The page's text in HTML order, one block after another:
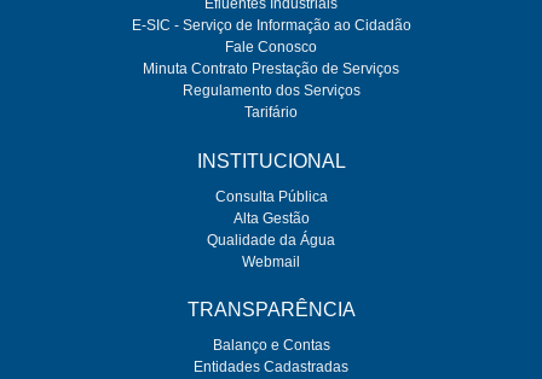
Efluentes Industriais
E-SIC - Serviço de Informação ao Cidadão
Fale Conosco
Minuta Contrato Prestação de Serviços
Regulamento dos Serviços
Tarifário
INSTITUCIONAL
Consulta Pública
Alta Gestão
Qualidade da Água
Webmail
TRANSPARÊNCIA
Balanço e Contas
Entidades Cadastradas